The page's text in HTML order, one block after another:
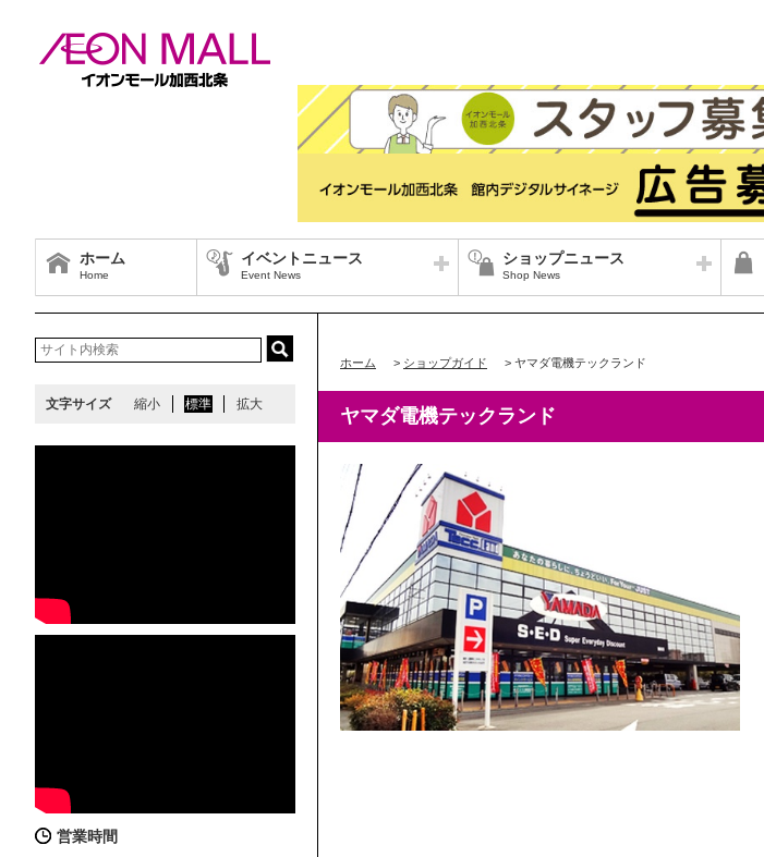
ホーム
Home
イベントニュース
Event News
ショップニュース
Shop News
ホーム > ショップガイド > ヤマダ電機テックランド
ヤマダ電機テックランド
文字サイズ 縮小 標準 拡大
営業時間